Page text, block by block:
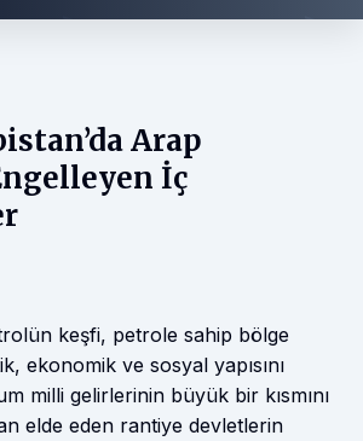
Arap
İç
keşfi, petrole sahip bölge
ekonomik ve sosyal yapısını
milli gelirlerinin büyük bir kısmını
elde eden rantiye devletlerin